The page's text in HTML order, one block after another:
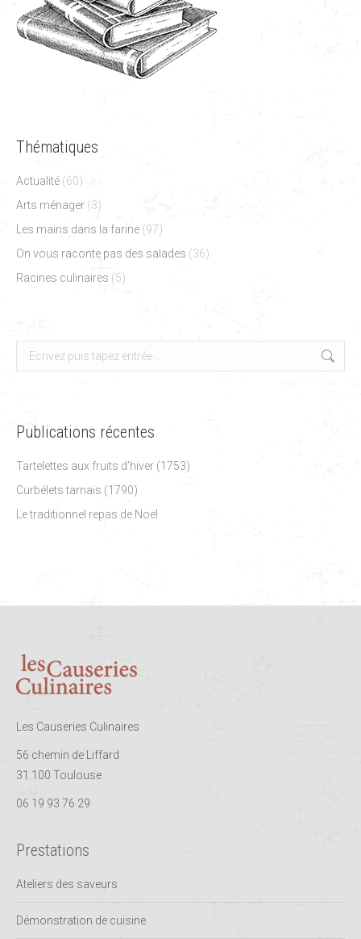
Thématiques
Actualité (60)
Arts ménager (3)
Les mains dans la farine (97)
On vous raconte pas des salades (36)
Racines culinaires (5)
Search:
Publications récentes
Tartelettes aux fruits d’hiver (1753)
Curbélets tarnais (1790)
Le traditionnel repas de Noël
Les Causeries Culinaires
56 chemin de Liffard
31 100 Toulouse
06 19 93 76 29
Prestations
Ateliers des saveurs
Démonstration de cuisine